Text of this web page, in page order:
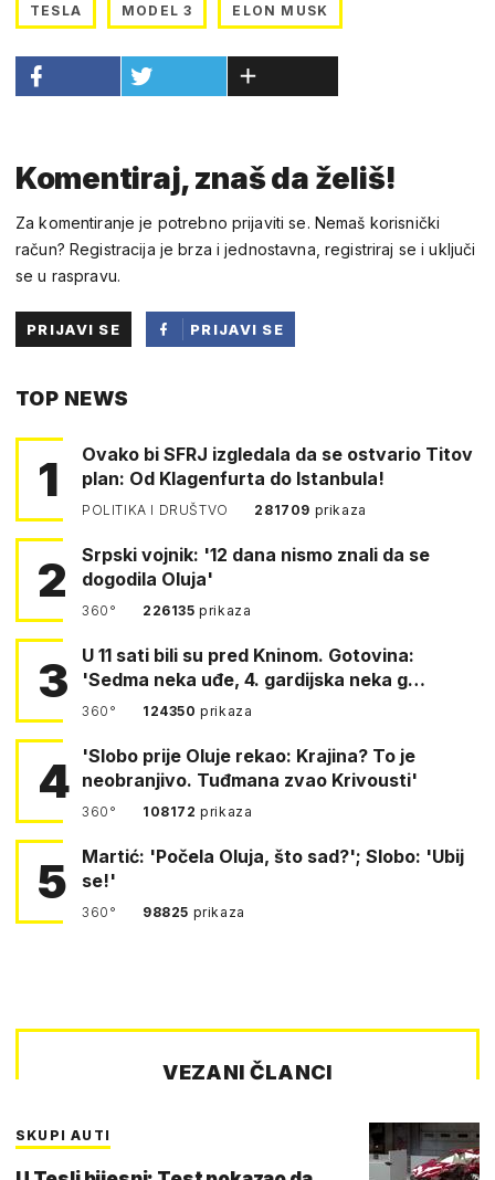
TESLA MODEL 3 ELON MUSK
Komentiraj, znaš da želiš!
Za komentiranje je potrebno prijaviti se. Nemaš korisnički
račun? Registracija je brza i jednostavna, registriraj se i uključi
se u raspravu.
PRIJAVI SE
PRIJAVI SE
TOP NEWS
1
Ovako bi SFRJ izgledala da se ostvario Titov
plan: Od Klagenfurta do Istanbula!
POLITIKA I DRUŠTVO 281709 prikaza
2
Srpski vojnik: '12 dana nismo znali da se
dogodila Oluja'
360° 226135prikaza
3
U 11 sati bili su pred Kninom. Gotovina:
'Sedma neka uđe, 4. gardijska neka g…
360° 124350prikaza
4
'Slobo prije Oluje rekao: Krajina? To je
neobranjivo. Tuđmana zvao Krivousti'
360° 108172prikaza
5
Martić: 'Počela Oluja, što sad?'; Slobo: 'Ubij
se!'
360° 98825 prikaza
VEZANI ČLANCI
SKUPI AUTI